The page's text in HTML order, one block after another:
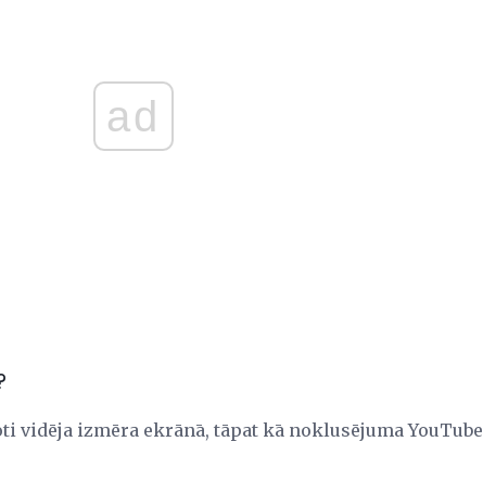
ad
vidēja izmēra ekrānā, tāpat kā noklusējuma